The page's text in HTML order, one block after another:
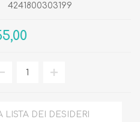
4241800303199
DEI DESIDERI